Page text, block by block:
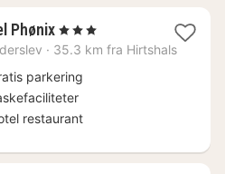
Phønix1
nat
825
kr.
, 3 Stjerner
· 35.3 km fra Hirtshals
parkering
restaurant